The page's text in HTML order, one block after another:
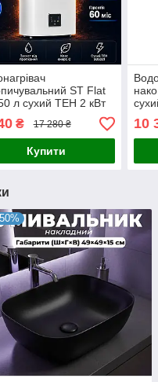
ST Flat
л сухий ТЕН 2 кВт
50 літрів плоский
₴ 17 280 ₴
Купити
10